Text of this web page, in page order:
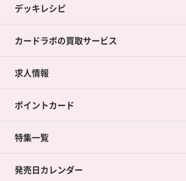
デッキレシピ
カードラボの買取サービス
カードラボの買取サービスTOP
店舗買取について
ネット買取について
買取承諾書について
求人情報
ポイントカード
ポイントカードTOP
ポイント交換景品
特集一覧
発売日カレンダー